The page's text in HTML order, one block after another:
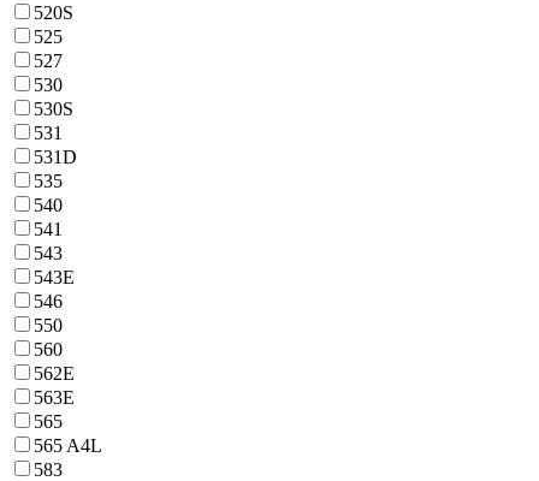
520S
525
527
530
530S
531
531D
535
540
541
543
543E
546
550
560
562E
563E
565
565 A4L
583